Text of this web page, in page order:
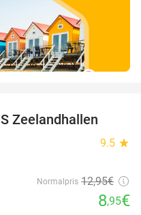
Zeelandhallen
9.5 star
Normalpris 12,95€
8,95€